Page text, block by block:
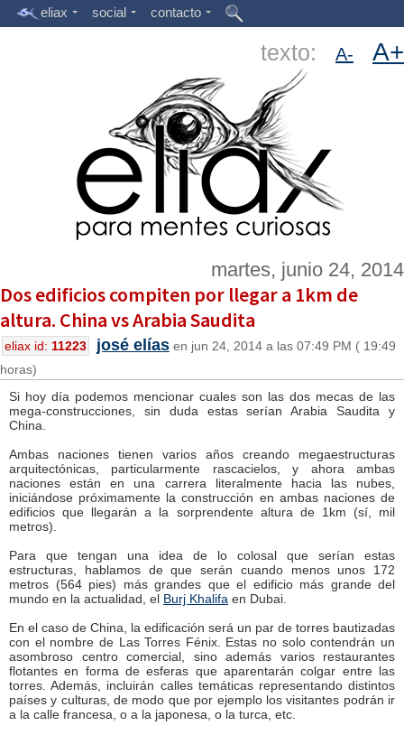
eliax social contacto
texto: A- A+
martes, junio 24, 2014
Dos edificios compiten por llegar a 1km de
altura. China vs Arabia Saudita
eliax id: 11223 josé elías en jun 24, 2014 a las 07:49 PM ( 19:49
horas)
Si hoy día podemos mencionar cuales son las dos mecas de las
mega-construcciones, sin duda estas serían Arabia Saudita y
China.
Ambas naciones tienen varios años creando megaestructuras
arquitectónicas, particularmente rascacielos, y ahora ambas
naciones están en una carrera literalmente hacia las nubes,
iniciándose próximamente la construcción en ambas naciones de
edificios que llegarán a la sorprendente altura de 1km (sí, mil
metros).
Para que tengan una idea de lo colosal que serían estas
estructuras, hablamos de que serán cuando menos unos 172
metros (564 pies) más grandes que el edificio más grande del
mundo en la actualidad, el Burj Khalifa en Dubai.
En el caso de China, la edificación será un par de torres bautizadas
con el nombre de Las Torres Fénix. Estas no solo contendrán un
asombroso centro comercial, sino además varios restaurantes
flotantes en forma de esferas que aparentarán colgar entre las
torres. Además, incluirán calles temáticas representando distintos
países y culturas, de modo que por ejemplo los visitantes podrán ir
a la calle francesa, o a la japonesa, o la turca, etc.